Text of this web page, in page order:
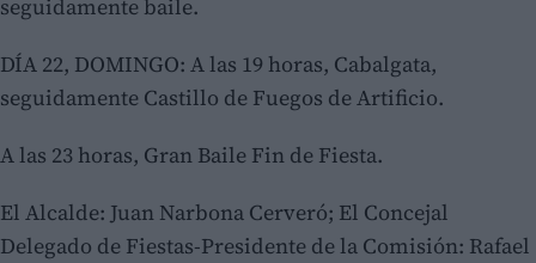
seguidamente baile.
DÍA 22, DOMINGO: A las 19 horas, Cabalgata,
seguidamente Castillo de Fuegos de Artificio.
A las 23 horas, Gran Baile Fin de Fiesta.
El Alcalde: Juan Narbona Cerveró; El Concejal
Delegado de Fiestas-Presidente de la Comisión: Rafael